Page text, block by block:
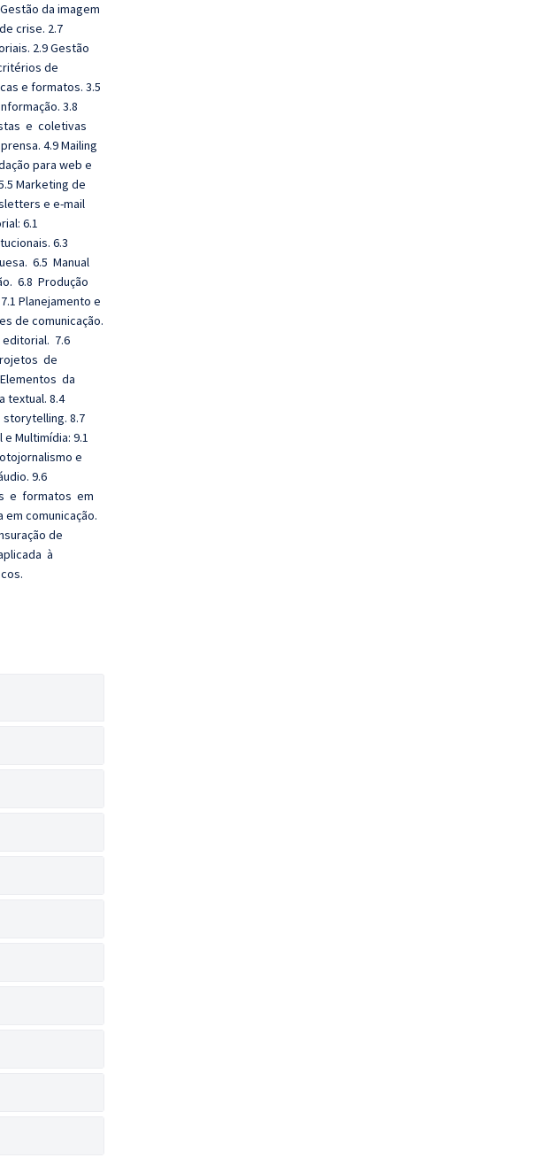
da imagem
crise. 2.7
2.9 Gestão
de
e formatos. 3.5
3.8
e coletivas
4.9 Mailing
para web e
Marketing de
e e-mail
6.1
6.3
6.5 Manual
6.8 Produção
Planejamento e
de comunicação.
7.6
de
da
textual. 8.4
storytelling. 8.7
Multimídia: 9.1
e
9.6
e formatos em
comunicação.
de
à